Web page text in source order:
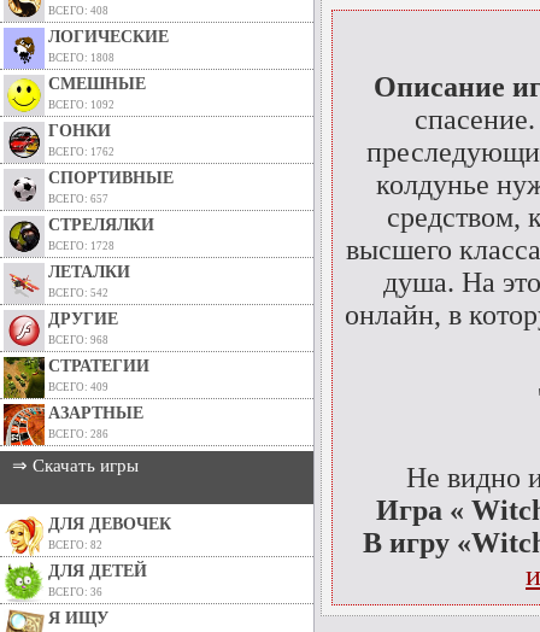
ВСЕГО: 408
ЛОГИЧЕСКИЕ
ВСЕГО: 1808
СМЕШНЫЕ
ВСЕГО: 1092
ГОНКИ
ВСЕГО: 1762
СПОРТИВНЫЕ
ВСЕГО: 657
СТРЕЛЯЛКИ
ВСЕГО: 1728
ЛЕТАЛКИ
ВСЕГО: 542
ДРУГИЕ
ВСЕГО: 968
СТРАТЕГИИ
ВСЕГО: 409
АЗАРТНЫЕ
ВСЕГО: 286
⇒ Скачать игры
ДЛЯ ДЕВОЧЕК
ВСЕГО: 82
ДЛЯ ДЕТЕЙ
ВСЕГО: 36
Я ИЩУ
Описание
колдунье
средством,
высшего
душа. На
онлайн, в
Не видно
Игра «
В игру